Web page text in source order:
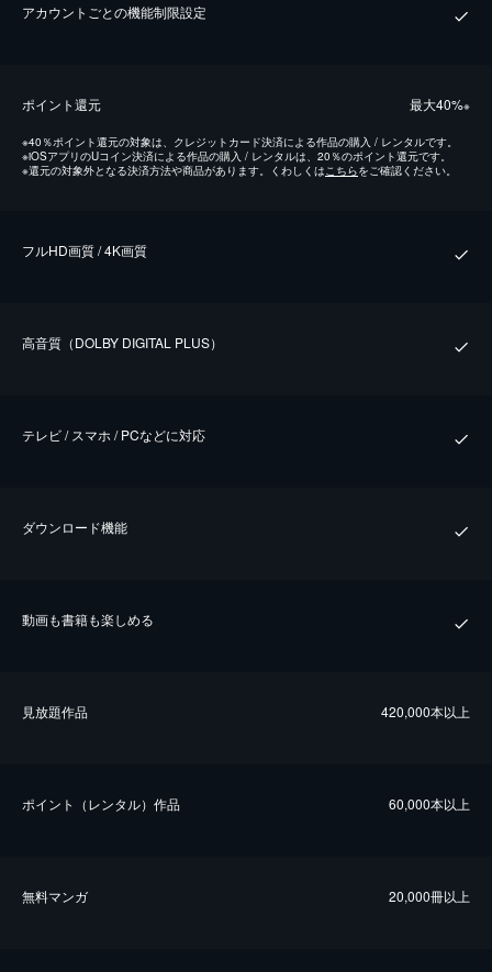
アカウントごとの機能制限設定
ポイント還元 最⼤40%※
※40％ポイント還元の対象は、クレジットカード決済による作品の購入 / レンタルです。
※iOSアプリのUコイン決済による作品の購入 / レンタルは、20％のポイント還元です。
※還元の対象外となる決済方法や商品があります。くわしくは こちらをご確認ください。
フルHD画質 / 4K画質
⾼⾳質（DOLBY DIGITAL PLUS）
テレビ / スマホ / PCなどに対応
ダウンロード機能
動画も書籍も楽しめる
⾒放題作品 420,000本以上
ポイント（レンタル）作品 60,000本以上
無料マンガ 20,000冊以上